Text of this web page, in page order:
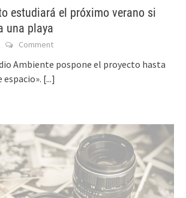
estudiará el próximo verano si
una playa
Comment
Ambiente pospone el proyecto hasta
espacio». [...]